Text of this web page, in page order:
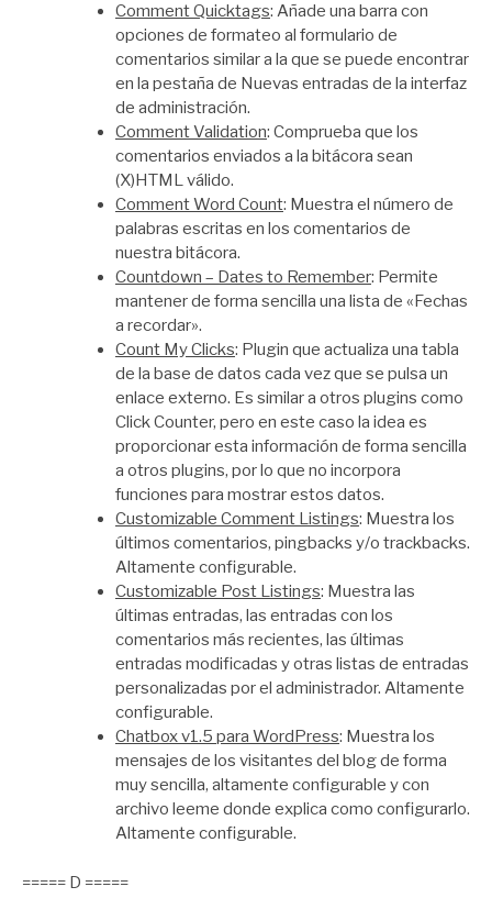
Comment Quicktags: Añade una barra con
opciones de formateo al formulario de
comentarios similar a la que se puede encontrar
en la pestaña de Nuevas entradas de la interfaz
de administración.
Comment Validation: Comprueba que los
comentarios enviados a la bitácora sean
(X)HTML válido.
Comment Word Count: Muestra el número de
palabras escritas en los comentarios de
nuestra bitácora.
Countdown – Dates to Remember: Permite
mantener de forma sencilla una lista de «Fechas
a recordar».
Count My Clicks: Plugin que actualiza una tabla
de la base de datos cada vez que se pulsa un
enlace externo. Es similar a otros plugins como
Click Counter, pero en este caso la idea es
proporcionar esta información de forma sencilla
a otros plugins, por lo que no incorpora
funciones para mostrar estos datos.
Customizable Comment Listings: Muestra los
últimos comentarios, pingbacks y/o trackbacks.
Altamente configurable.
Customizable Post Listings: Muestra las
últimas entradas, las entradas con los
comentarios más recientes, las últimas
entradas modificadas y otras listas de entradas
personalizadas por el administrador. Altamente
configurable.
Chatbox v1.5 para WordPress: Muestra los
mensajes de los visitantes del blog de forma
muy sencilla, altamente configurable y con
archivo leeme donde explica como configurarlo.
Altamente configurable.
===== D =====